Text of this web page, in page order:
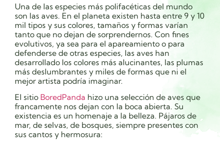
Una de las especies más polifacéticas del mundo
son las aves. En el planeta existen hasta entre 9 y 10
mil tipos y sus colores, tamaños y formas varían
tanto que no dejan de sorprendernos. Con fines
evolutivos, ya sea para el apareamiento o para
defenderse de otras especies, las aves han
desarrollado los colores más alucinantes, las plumas
más deslumbrantes y miles de formas que ni el
mejor artista podría imaginar.
El sitio BoredPanda hizo una selección de aves que
francamente nos dejan con la boca abierta. Su
existencia es un homenaje a la belleza. Pájaros de
mar, de selvas, de bosques, siempre presentes con
sus cantos y hermosura: